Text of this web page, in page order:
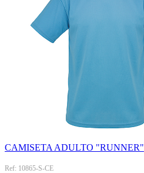
CAMISETA ADULTO "RUNNER"
Ref: 10865-S-CE